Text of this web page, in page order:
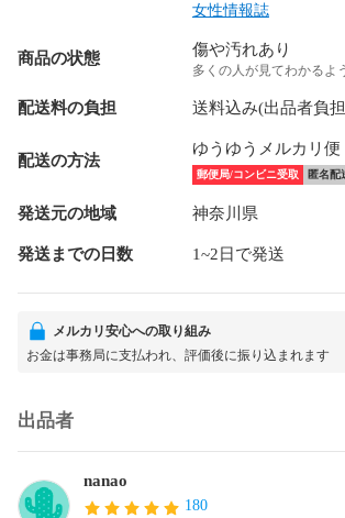
女性情報誌
商品の状態 傷や汚れあり
多くの人が見てわかるよ
配送料の負担 送料込み(出品者負
配送の方法
ゆうゆうメルカリ便
郵便局/コンビニ受取 匿名配
発送元の地域 神奈川県
発送までの日数 1~2日で発送
メルカリ安心への取り組み
お金は事務局に支払われ、評価後に振り込まれます
出品者
nanao
180